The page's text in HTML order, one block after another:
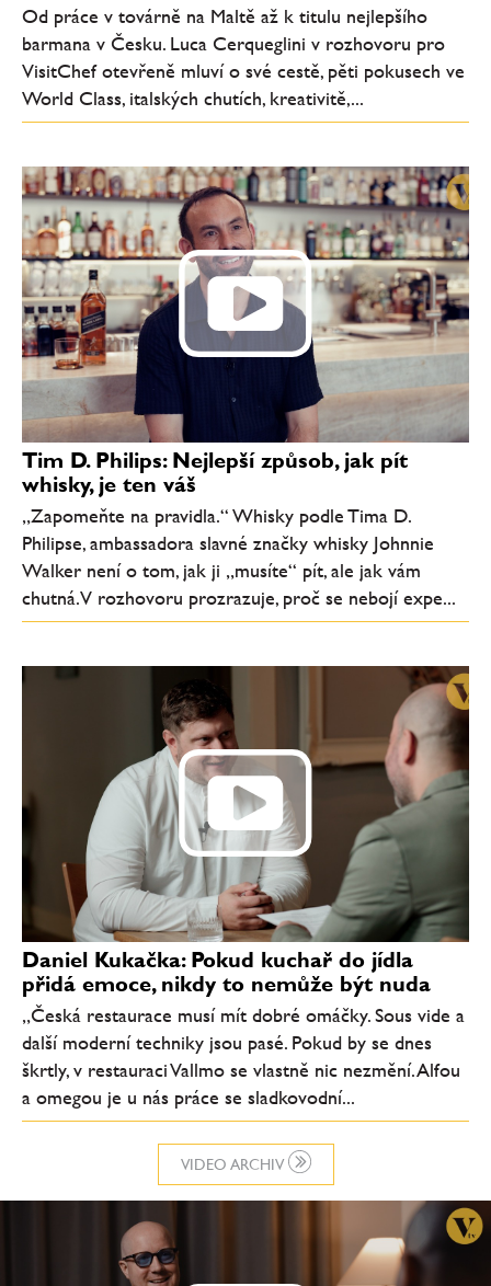
VIDEO ARCHIV
Od práce v továrně na Maltě až k titulu nejlepšího
barmana v Česku. Luca Cerqueglini v rozhovoru pro
VisitChef otevřeně mluví o své cestě, pěti pokusech ve
World Class, italských chutích, kreativitě,...
Tim D. Philips: Nejlepší způsob, jak pít
whisky, je ten váš
„Zapomeňte na pravidla.“ Whisky podle Tima D.
Philipse, ambassadora slavné značky whisky Johnnie
Walker není o tom, jak ji „musíte“ pít, ale jak vám
chutná. V rozhovoru prozrazuje, proč se nebojí expe...
Daniel Kukačka: Pokud kuchař do jídla
přidá emoce, nikdy to nemůže být nuda
„Česká restaurace musí mít dobré omáčky. Sous vide a
další moderní techniky jsou pasé. Pokud by se dnes
škrtly, v restauraci Vallmo se vlastně nic nezmění. Alfou
a omegou je u nás práce se sladkovodní...